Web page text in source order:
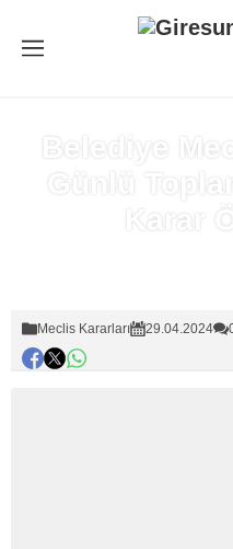
Belediye
Günlü
Karar
Meclis Kararları 29.04.2024